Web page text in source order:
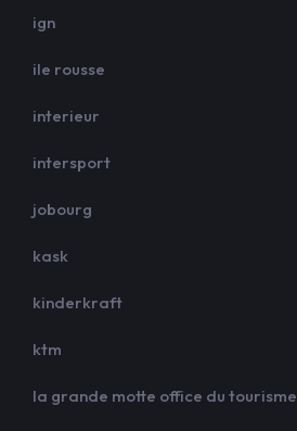
ign
ile rousse
interieur
intersport
jobourg
kask
kinderkraft
ktm
la grande motte office du tourisme